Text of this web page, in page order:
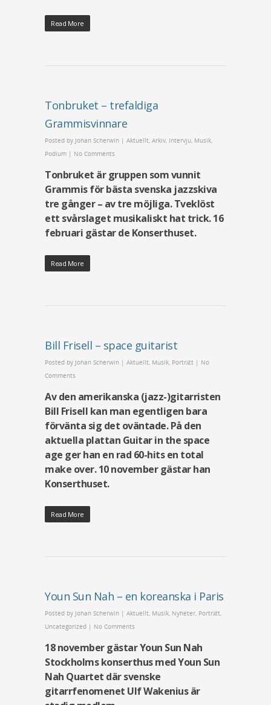
Read More
Tonbruket – trefaldiga
Grammisvinnare
Posted by Johan Scherwin | Aktuellt Arkiv Intervju Musik
Podium | No Comments
Tonbruket är gruppen som vunnit
Grammis för bästa svenska jazzskiva
tre gånger – av tre möjliga. Tveklöst
ett svårslaget musikaliskt hat trick. 16
februari gästar de Konserthuset.
Read More
Bill Frisell – space guitarist
Posted by Johan Scherwin | Aktuellt Musik Porträtt | No
Comments
Av den amerikanska (jazz-)gitarristen
Bill Frisell kan man egentligen bara
förvänta sig det oväntade. På den
aktuella plattan Guitar in the space
age ger han en rad 60-hits en total
make over. 10 november gästar han
Konserthuset.
Read More
Youn Sun Nah – en koreanska i Paris
Posted by Johan Scherwin | Aktuellt Musik Nyheter Porträtt
Uncategorized | No Comments
18 november gästar Youn Sun Nah
Stockholms konserthus med Youn Sun
Nah Quartet där svenske
gitarrfenomenet Ulf Wakenius är